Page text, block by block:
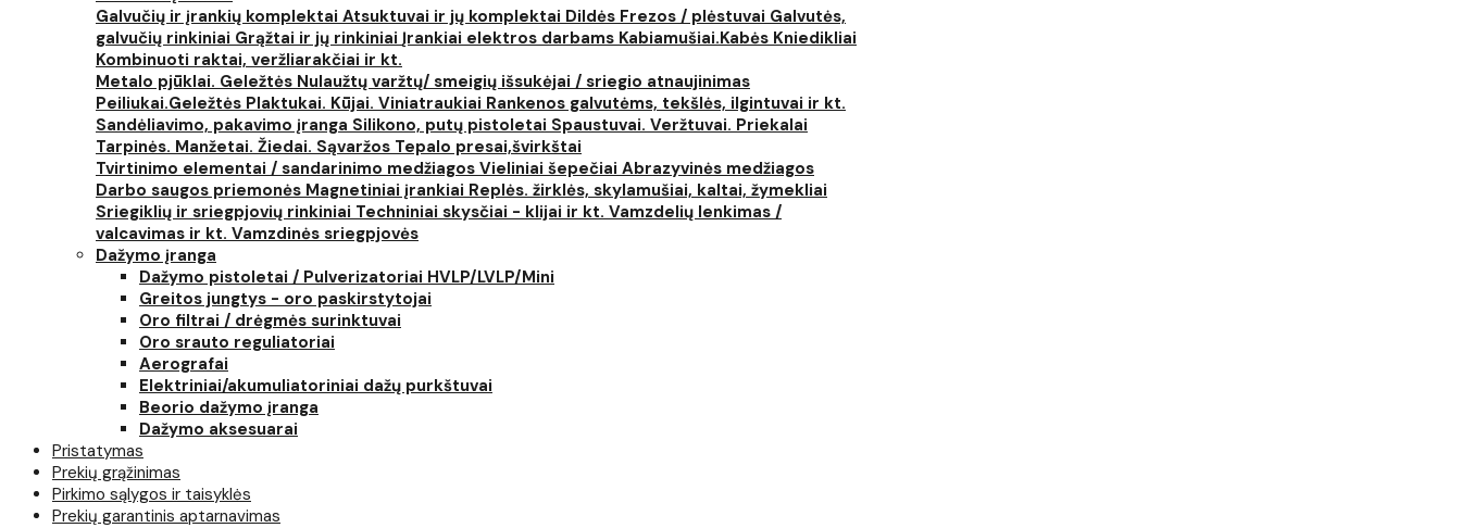
Galvučių ir įrankių komplektai Atsuktuvai ir jų komplektai Dildės Frezos / plėstuvai Galvutės,
galvučių rinkiniai Grąžtai ir jų rinkiniai Įrankiai elektros darbams Kabiamušiai.Kabės Kniedikliai
Kombinuoti raktai, veržliarakčiai ir kt.
Metalo pjūklai. Geležtės Nulaužtų varžtų/ smeigių išsukėjai / sriegio atnaujinimas
Peiliukai.Geležtės Plaktukai. Kūjai. Viniatraukiai Rankenos galvutėms, tekšlės, ilgintuvai ir kt.
Sandėliavimo, pakavimo įranga Silikono, putų pistoletai Spaustuvai. Veržtuvai. Priekalai
Tarpinės. Manžetai. Žiedai. Sąvaržos Tepalo presai,švirkštai
Tvirtinimo elementai / sandarinimo medžiagos Vieliniai šepečiai Abrazyvinės medžiagos
Darbo saugos priemonės Magnetiniai įrankiai Replės. žirklės, skylamušiai, kaltai, žymekliai
Sriegiklių ir sriegpjovių rinkiniai Techniniai skysčiai - klijai ir kt. Vamzdelių lenkimas /
valcavimas ir kt. Vamzdinės sriegpjovės
Dažymo įranga
Dažymo pistoletai / Pulverizatoriai HVLP/LVLP/Mini
Greitos jungtys - oro paskirstytojai
Oro filtrai / drėgmės surinktuvai
Oro srauto reguliatoriai
Aerografai
Elektriniai/akumuliatoriniai dažų purkštuvai
Beorio dažymo įranga
Dažymo aksesuarai
Pristatymas
Prekių grąžinimas
Pirkimo sąlygos ir taisyklės
Prekių garantinis aptarnavimas